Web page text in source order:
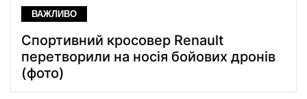
ВАЖЛИВО
Спортивний кросовер Renault
перетворили на носія бойових дронів
(фото)